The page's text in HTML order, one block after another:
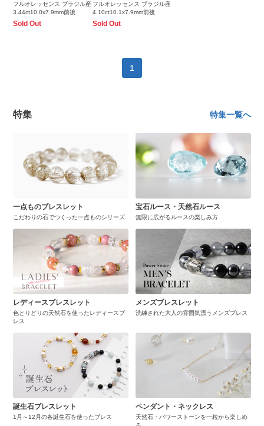
フルオレッセンス ブラジル産
3.44ct10.0x7.9mm前後
Sold Out
フルオレッセンス ブラジル産
4.10ct10.1x7.9mm前後
Sold Out
1
特集 特集一覧へ
一点ものブレスレット
こだわりの石でつくった一点ものシリーズ
宝石ルース・天然石ルース
無限に広がるルースの楽しみ方
レディースブレスレット
色とりどりの天然石を使ったレディースブ
レス
メンズブレスレット
洗練された大人の雰囲気漂うメンズブレス
誕生石ブレスレット
1月～12月の各誕生石を使ったブレス
ペンダント・ネックレス
天然石・パワーストーンを一粒から楽しめ